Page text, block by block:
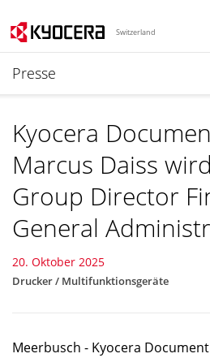
Switzerland
Presse
Kyocera
Marcus Daiss
Group Director
General
20. Oktober 2025
Drucker / Multifunktionsgeräte
Meerbusch - Kyocera